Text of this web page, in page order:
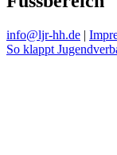
info@ljr-hh.de |
So klappt